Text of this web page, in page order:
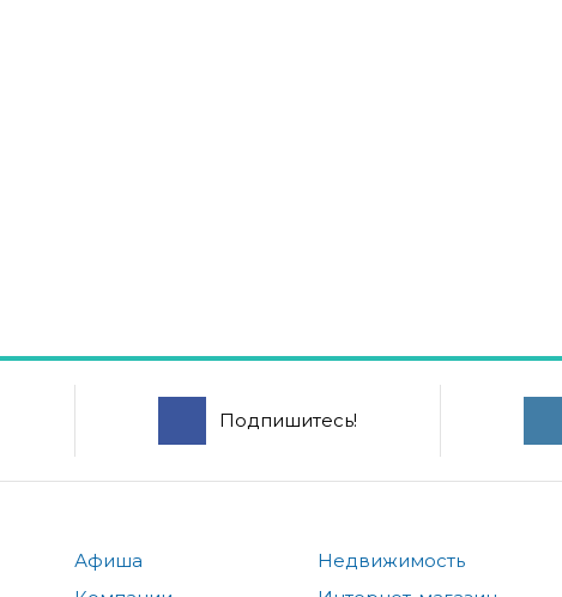
Подпишитесь!
Афиша
Недвижимость